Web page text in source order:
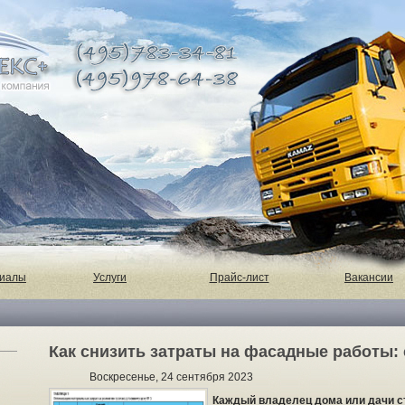
Услуги Прайс-лист Вакансии
Как снизить затраты на фасадные работы:
Воскресенье, 24 сентября 2023
Каждый владелец дома или дачи